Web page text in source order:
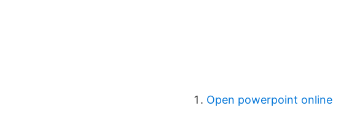
Open powerpoint online